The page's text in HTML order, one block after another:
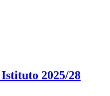
2025/28